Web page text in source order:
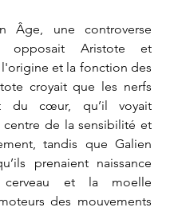
Âge, une controverse
opposait Aristote et
l'origine et la fonction des
croyait que les nerfs
du cœur, qu’il voyait
de la sensibilité et
tandis que Galien
prenaient naissance
et la moelle
des mouvements